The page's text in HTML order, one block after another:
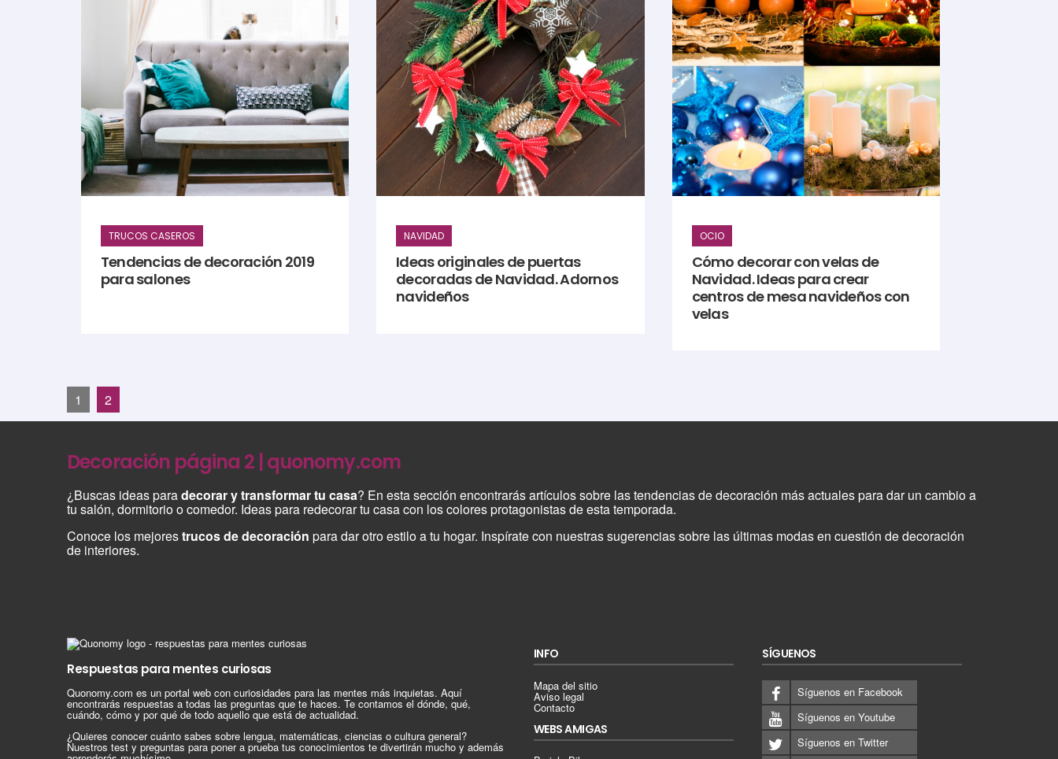
TRUCOS CASEROS
Tendencias de decoración 2019
para salones
NAVIDAD
Ideas originales de puertas
decoradas de Navidad. Adornos
navideños
OCIO
Cómo decorar con velas de
Navidad. Ideas para crear
centros de mesa navideños con
velas
1 2
Decoración página 2 | quonomy.com
¿Buscas ideas paradecorar y transformar tu casa? En esta sección encontrarás artículos sobre las tendencias de decoración más actuales para dar un cambio a
tu salón, dormitorio o comedor. Ideas para redecorar tu casa con los colores protagonistas de esta temporada.
Conoce los mejorestrucos de decoración para dar otro estilo a tu hogar. Inspírate con nuestras sugerencias sobre las últimas modas en cuestión de decoración
de interiores.
Respuestas para mentes curiosas
Quonomy.com es un portal web con curiosidades para las mentes más inquietas. Aquí
encontrarás respuestas a todas las preguntas que te haces. Te contamos el dónde, qué,
cuándo, cómo y por qué de todo aquello que está de actualidad.
¿Quieres conocer cuánto sabes sobre lengua, matemáticas, ciencias o cultura general?
Nuestros test y preguntas para poner a prueba tus conocimientos te divertirán mucho y además
INFO
Mapa del sitio
Aviso legal
Contacto
WEBS AMIGAS
SÍGUENOS
Síguenos en Facebook
Síguenos en Youtube
Síguenos en Twitter